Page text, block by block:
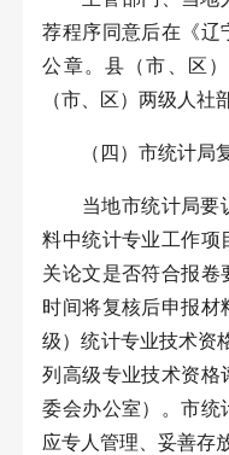
荐程序同意后在《辽
公章。县（市、区
（市、区）两级人社
（四）市统计局
当地市统计局要
料中统计专业工作项
关论文是否符合报卷
时间将复核后申报材
级）统计专业技术资
列高级专业技术资格
委会办公室）。市统
应专人管理、妥善存